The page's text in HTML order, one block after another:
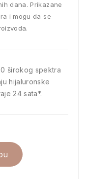
dana. Prikazane
i mogu da se
širokog spektra
hijaluronske
24 sata*.